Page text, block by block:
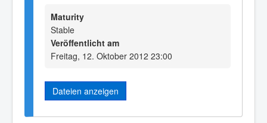
Maturity
Stable
Veröffentlicht am
Freitag, 12. Oktober 2012 23:00
Dateien anzeigen